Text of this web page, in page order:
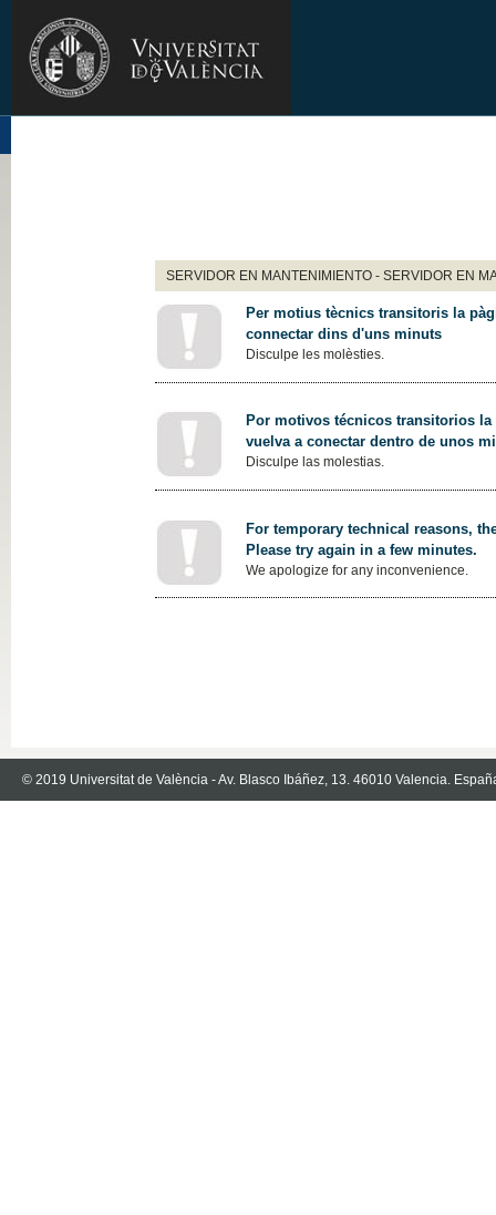
SERVIDOR EN MANTENIMIENTO - SERVIDOR EN
Per motius tècnics transitoris la
connectar dins d'uns minuts
Disculpe les molèsties.
Por motivos técnicos transitorios
vuelva a conectar dentro de unos
Disculpe las molestias.
For temporary technical reasons,
Please try again in a few minutes.
We apologize for any inconvenience.
© 2019 Universitat de València - Av. Blasco Ibáñez, 13. 46010 Valencia.